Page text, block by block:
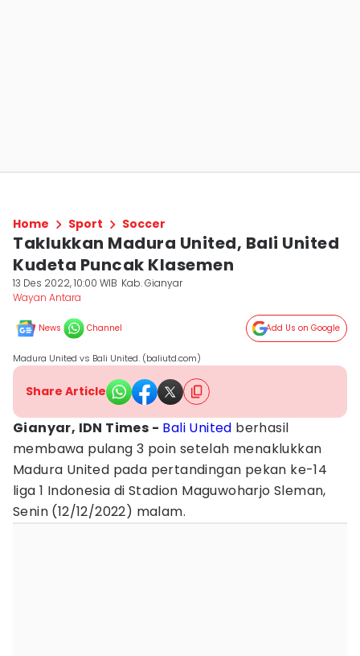
Home Sport Soccer
Taklukkan Madura United, Bali United
Kudeta Puncak Klasemen
13 Des 2022, 10:00 WIB Kab. Gianyar
Wayan Antara
News Channel Add Us on Google
Madura United vs Bali United. (baliutd.com)
Share Article
Gianyar, IDN Times - Bali United berhasil
membawa pulang 3 poin setelah menaklukkan
Madura United pada pertandingan pekan ke-14
liga 1 Indonesia di Stadion Maguwoharjo Sleman,
Senin (12/12/2022) malam.